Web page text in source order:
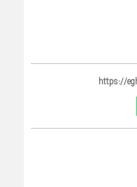
https://